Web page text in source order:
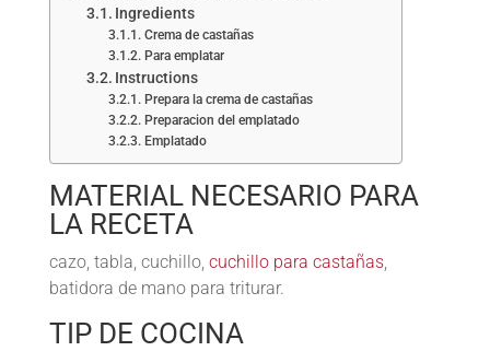
Ingredients
Crema de castañas
Para emplatar
Instructions
Prepara la crema de castañas
Preparacion del emplatado
Emplatado
MATERIAL NECESARIO PARA
LA RECETA
cazo, tabla, cuchillo, cuchillo para castañas,
batidora de mano para triturar.
TIP DE COCINA